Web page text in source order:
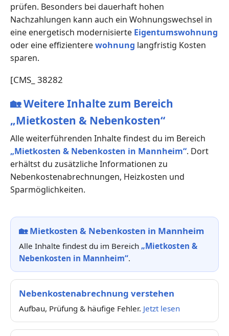
prüfen. Besonders bei dauerhaft hohen
Nachzahlungen kann auch ein Wohnungswechsel in
eine energetisch modernisierte Eigentumswohnung
oder eine effizienterewohnung langfristig Kosten
sparen.
[CMS_ 38282
🏡Weitere Inhalte zum Bereich
„Mietkosten & Nebenkosten“
Alle weiterführenden Inhalte findest du im Bereich
„Mietkosten & Nebenkosten in Mannheim“. Dort
erhältst du zusätzliche Informationen zu
Nebenkostenabrechnungen, Heizkosten und
Sparmöglichkeiten.
🏡Mietkosten & Nebenkosten in Mannheim
Alle Inhalte findest du im Bereich „Mietkosten &
Nebenkosten in Mannheim“.
Nebenkostenabrechnung verstehen
Aufbau, Prüfung & häufige Fehler. Jetzt lesen